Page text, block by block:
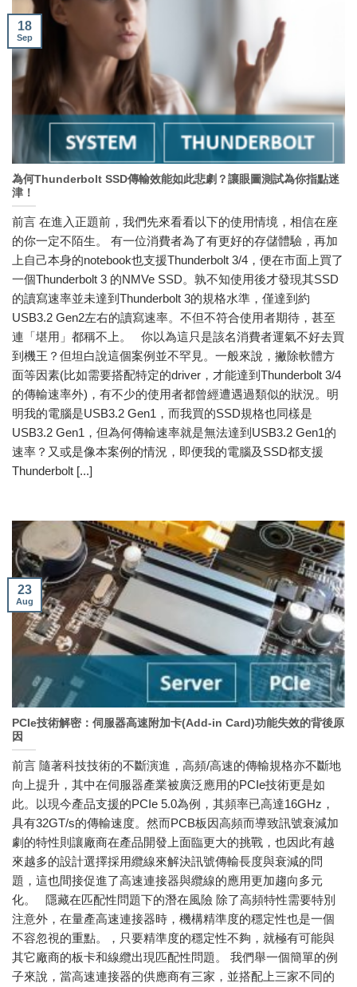
為何Thunderbolt SSD傳輸效能如此悲劇？讓眼圖測試為你指點迷
津！
前言 在進入正題前，我們先來看看以下的使用情境，相信在座
的你一定不陌生。 有一位消費者為了有更好的存儲體驗，再加
上自己本身的notebook也支援Thunderbolt 3/4，便在市面上買了
一個Thunderbolt 3 的NMVe SSD。孰不知使用後才發現其SSD
的讀寫速率並未達到Thunderbolt 3的規格水準，僅達到約
USB3.2 Gen2左右的讀寫速率。不但不符合使用者期待，甚至
連「堪用」都稱不上。 你以為這只是該名消費者運氣不好去買
到機王？但坦白說這個案例並不罕見。一般來說，撇除軟體方
面等因素(比如需要搭配特定的driver，才能達到Thunderbolt 3/4
的傳輸速率外)，有不少的使用者都曾經遭遇過類似的狀況。明
明我的電腦是USB3.2 Gen1，而我買的SSD規格也同樣是
USB3.2 Gen1，但為何傳輸速率就是無法達到USB3.2 Gen1的
速率？又或是像本案例的情況，即便我的電腦及SSD都支援
Thunderbolt [...]
18
Sep
PCIe技術解密：伺服器高速附加卡(Add-in Card)功能失效的背後原
因
前言 隨著科技技術的不斷演進，高頻/高速的傳輸規格亦不斷地
向上提升，其中在伺服器產業被廣泛應用的PCIe技術更是如
此。以現今產品支援的PCIe 5.0為例，其頻率已高達16GHz，
具有32GT/s的傳輸速度。然而PCB板因高頻而導致訊號衰減加
劇的特性則讓廠商在產品開發上面臨更大的挑戰，也因此有越
來越多的設計選擇採用纜線來解決訊號傳輸長度與衰減的問
題，這也間接促進了高速連接器與纜線的應用更加趨向多元
化。 隱藏在匹配性問題下的潛在風險 除了高頻特性需要特別
注意外，在量產高速連接器時，機構精準度的穩定性也是一個
不容忽視的重點。，只要精準度的穩定性不夠，就極有可能與
其它廠商的板卡和線纜出現匹配性問題。 我們舉一個簡單的例
子來說，當高速連接器的供應商有三家，並搭配上三家不同的
23
Aug